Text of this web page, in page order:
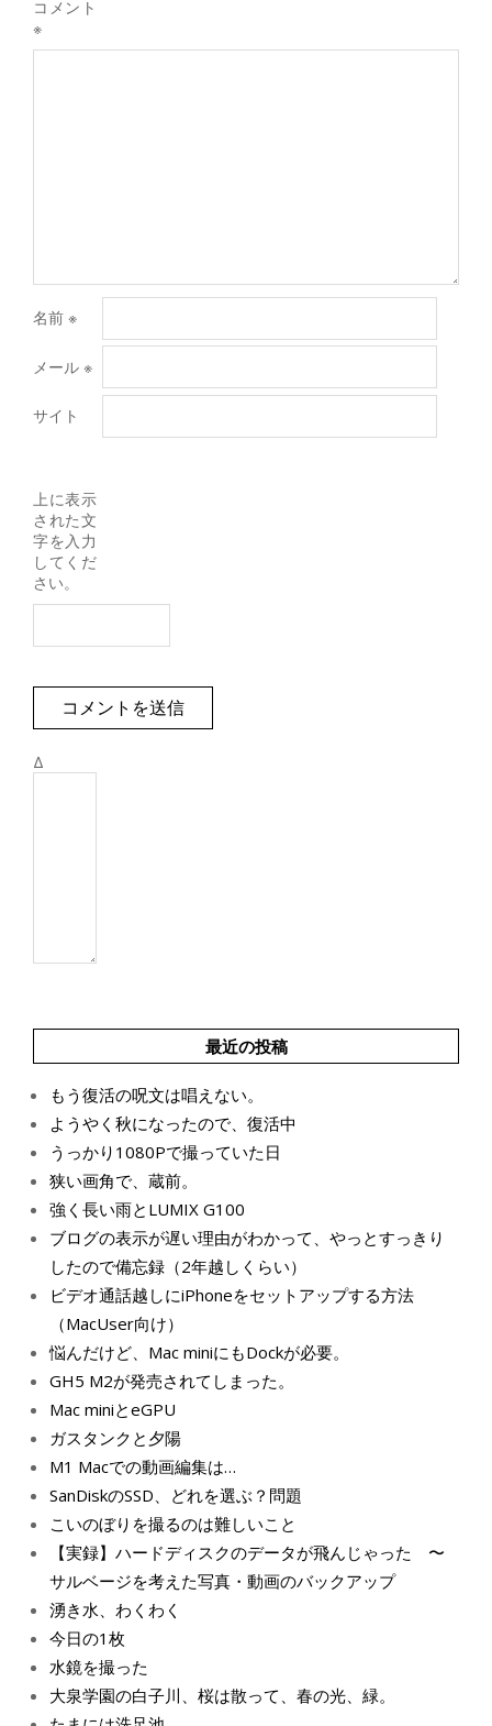
コメント
※
名前 ※
メール ※
サイト
上に表示
された文
字を入力
してくだ
さい。
Δ
最近の投稿
もう復活の呪文は唱えない。
ようやく秋になったので、復活中
うっかり1080Pで撮っていた日
狭い画角で、蔵前。
強く長い雨とLUMIX G100
ブログの表示が遅い理由がわかって、やっとすっきり
したので備忘録（2年越しくらい）
ビデオ通話越しにiPhoneをセットアップする方法
（MacUser向け）
悩んだけど、Mac miniにもDockが必要。
GH5 M2が発売されてしまった。
Mac miniとeGPU
ガスタンクと夕陽
M1 Macでの動画編集は…
SanDiskのSSD、どれを選ぶ？問題
こいのぼりを撮るのは難しいこと
【実録】ハードディスクのデータが飛んじゃった 〜
サルベージを考えた写真・動画のバックアップ
湧き水、わくわく
今日の1枚
水鏡を撮った
大泉学園の白子川、桜は散って、春の光、緑。